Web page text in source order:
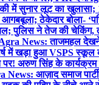
में सुनार लूट का खुलासा;
आगबबूला; ठेकेदार बोला-
पुलिस ने तेज की चेकिंग,
News: ताजमहल देखने
में खड़ा हुआ VSPS स्कूल
अरुण सिंह के कार्यक्रम
News: आज़ाद समाज पार्टी